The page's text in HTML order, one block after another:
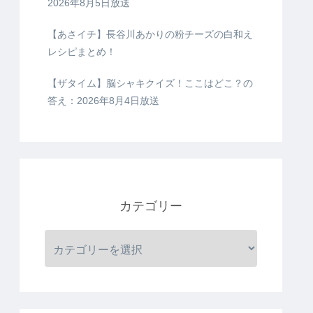
2026年8月5日放送
【あさイチ】長谷川あかりの粉チーズの白和え
レシピまとめ！
【ザタイム】脳シャキクイズ！ここはどこ？の
答え：2026年8月4日放送
カテゴリー